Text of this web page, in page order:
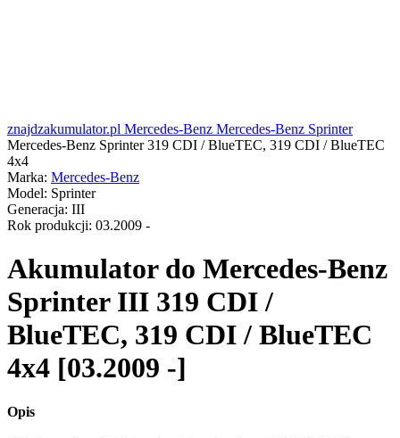
znajdzakumulator.pl Mercedes-Benz Mercedes-Benz Sprinter
Mercedes-Benz Sprinter 319 CDI / BlueTEC, 319 CDI / BlueTEC
4x4
Marka: Mercedes-Benz
Model: Sprinter
Generacja: III
Rok produkcji: 03.2009 -
Akumulator do Mercedes-Benz
Sprinter III 319 CDI /
BlueTEC, 319 CDI / BlueTEC
4x4 [03.2009 -]
Opis